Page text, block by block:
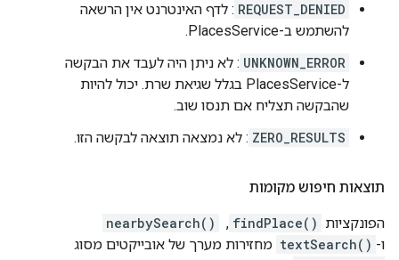
REQUEST_DENIED : לדף האינטרנט אין הרשאה
להשתמש ב-PlacesService.
UNKNOWN_ERROR : לא ניתן היה לעבד את הבקשה
ל-PlacesService בגלל שגיאת שרת. יכול להיות
שהבקשה תצליח אם תנסו שוב.
ZERO_RESULTS : לא נמצאה תוצאה לבקשה הזו.
תוצאות חיפוש מקומות
הפונקציות findPlace()
, ‏
nearbySearch()
ו- textSearch() מחזירות מערך של אובייקטים מסוג